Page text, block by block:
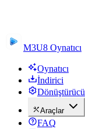
M3U8 Oynatıcı
Oynatıcı
İndirici
Dönüştürücü
Araçlar
FAQ